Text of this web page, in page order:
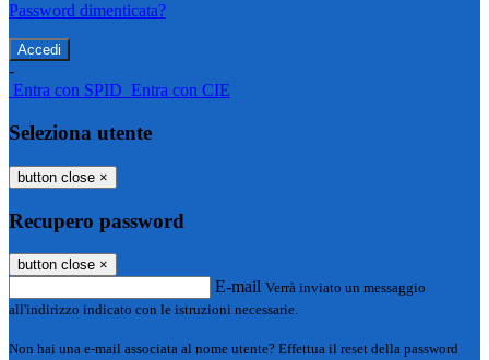
Password dimenticata?
-
Entra con SPID Entra con CIE
Seleziona utente
button close ×
Recupero password
button close ×
E-mail Verrà inviato un messaggio
all'indirizzo indicato con le istruzioni necessarie.
Non hai una e-mail associata al nome utente? Effettua il reset della password